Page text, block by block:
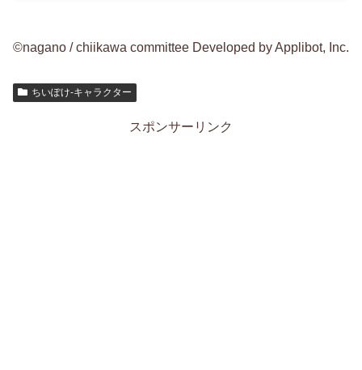
©nagano / chiikawa committee Developed by Applibot, Inc.
ちいぽけ-キャラクター
スポンサーリンク